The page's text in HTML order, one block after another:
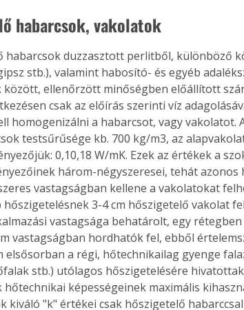
Gyógyító növények: a
természet kincsei az
habarcsok, vakolatok
habarcsok duzzasztott perlitből, különböző
stb.), valamint habosító- és egyéb
ellenőrzött minőségben előállított
csak az előírás szerinti víz
homogenizálni a habarcsot, vagy vakolatot.
testsűrűsége kb. 700 kg/m3, az
0,10,18 W/mK. Ezek az értékek a
három-négyszeresei, tehát azonos
vastagságban kellene a vakolatokat
hőszigetelésnek 3-4 cm hőszigetelő vakolat
vastagsága behatárolt, egy rétegben
vastagságban hordhatók fel, ebből
elsősorban a régi, hőtechnikailag gyenge
stb.) utólagos hőszigetelésére
hőtechnikai képességeinek maximális
kiváló "k" értékei csak hőszigetelő